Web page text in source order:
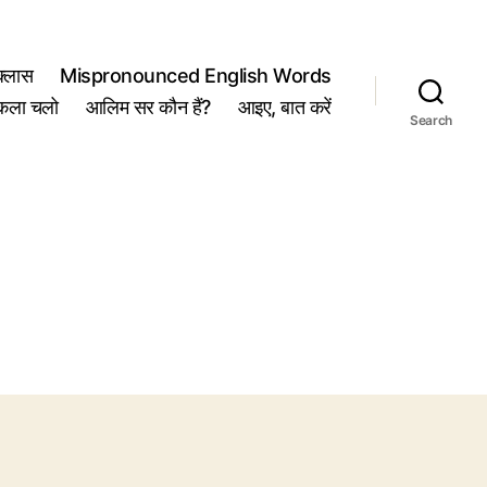
Mispronounced English Words
चलो
आलिम सर कौन हैं? आइए, बात करें
Search